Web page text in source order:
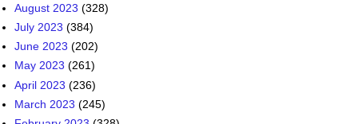
August 2023 (328)
July 2023 (384)
June 2023 (202)
May 2023 (261)
April 2023 (236)
March 2023 (245)